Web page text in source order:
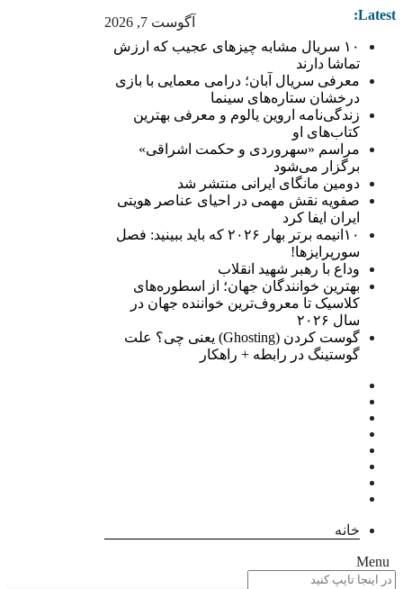
آگوست 7, 2026 Latest:
۱۰ سریال مشابه چیزهای عجیب که ارزش
تماشا دارند
معرفی سریال آبان؛ درامی معمایی با بازی
درخشان ستاره‌های سینما
زندگی‌نامه اروین یالوم و معرفی بهترین
کتاب‌های او
مراسم «سهروردی و حکمت اشراقی»
برگزار می‌شود
دومین مانگای ایرانی منتشر شد
صفویه نقش مهمی در احیای عناصر هویتی
ایران ایفا کرد
۱۰انیمه برتر بهار ۲۰۲۶ که باید ببینید: فصل
سورپرایزها!
وداع با رهبر شهید انقلاب
بهترین خوانندگان جهان؛ از اسطوره‌های
کلاسیک تا معروف‌ترین خواننده جهان در
سال ۲۰۲۶
گوست کردن (Ghosting) یعنی چی؟ علت
گوستینگ در رابطه + راهکار
خانه
Menu